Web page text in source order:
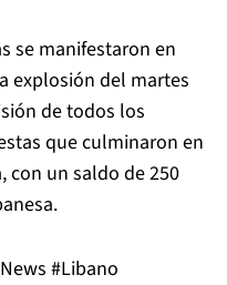
se manifestaron en
explosión del martes
de todos los
que culminaron en
con un saldo de 250
#Libano